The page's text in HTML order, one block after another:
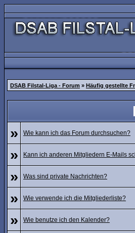
DSAB Filstal-Liga - Forum » Häufig gestellte
»
Wie kann ich das Forum durchsuchen?
» Kann ich anderen Mitgliedern E-Mails
» Was sind private Nachrichten?
» Wie verwende ich die Mitgliederliste?
» Wie benutze ich den Kalender?